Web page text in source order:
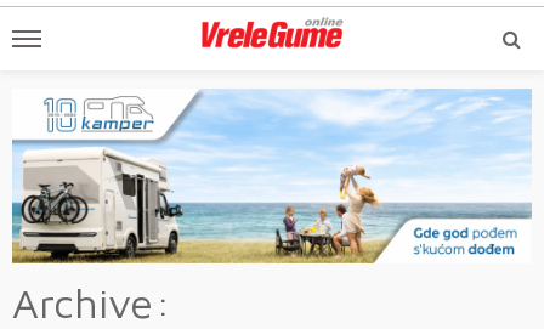
Archive